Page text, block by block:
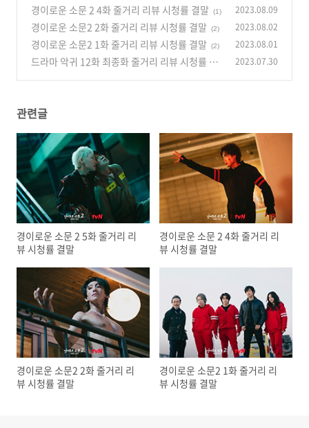
경이로운 소문 2 4화 줄거리 리뷰 시청률 결말 (1) 2023.08.09
경이로운 소문2 2화 줄거리 리뷰 시청률 결말 (2) 2023.08.02
경이로운 소문2 1화 줄거리 리뷰 시청률 결말 (2) 2023.08.01
드라마 악귀 12화 최종화 줄거리 리뷰 시청률 결
2023.07.30
관련글
경이로운 소문 2 5화 줄거리 리
뷰 시청률 결말
경이로운 소문 2 4화 줄거리 리
뷰 시청률 결말
경이로운 소문2 2화 줄거리 리
뷰 시청률 결말
경이로운 소문2 1화 줄거리 리
뷰 시청률 결말